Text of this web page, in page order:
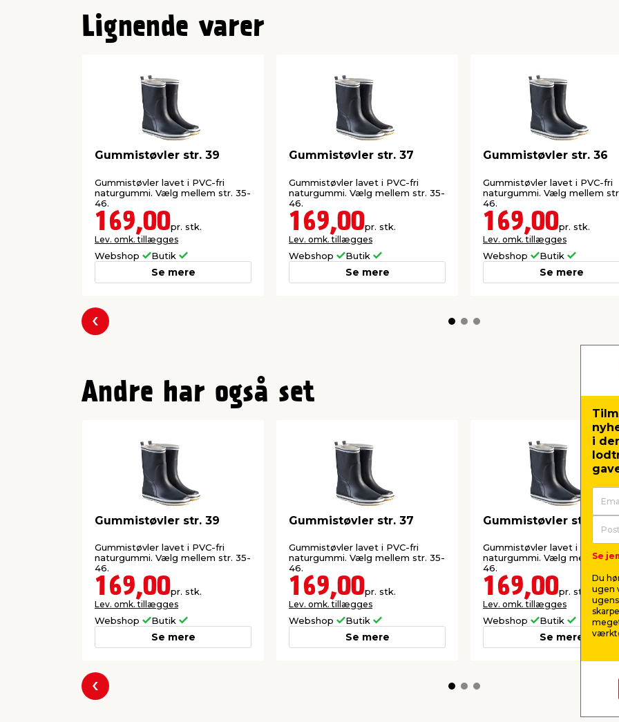
Lignende varer
Gummistøvler str. 39
Gummistøvler lavet i PVC-fri
naturgummi. Vælg mellem str. 35-
46.
169,00pr. stk.
Lev. omk. tillægges
Webshop Butik
Se mere
Gummistøvler str. 37
Gummistøvler lavet i PVC-fri
naturgummi. Vælg mellem str. 35-
46.
169,00pr. stk.
Lev. omk. tillægges
Webshop Butik
Se mere
Gummistøvler str. 36
Gummistøvler lavet i PVC-fri
naturgummi. Vælg mellem
46.
169,00pr. stk.
Lev. omk. tillægges
Webshop Butik
Se mere
Forrige
Andre har også set
Gummistøvler str. 39
Gummistøvler lavet i PVC-fri
naturgummi. Vælg mellem str. 35-
46.
169,00pr. stk.
Lev. omk. tillægges
Webshop Butik
Se mere
Gummistøvler str. 37
Gummistøvler lavet i PVC-fri
naturgummi. Vælg mellem str. 35-
46.
169,00pr. stk.
Lev. omk. tillægges
Webshop Butik
Se mere
Gummistøvler str. 36
Gummistøvler lavet i PVC-fri
naturgummi. Vælg mellem
46.
169,00pr. stk.
Lev. omk. tillægges
Webshop Butik
Se mere
Forrige
i
Se
Du
ugen